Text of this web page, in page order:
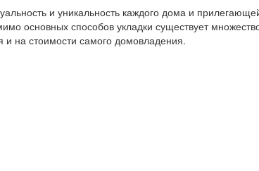
и уникальность каждого дома и
основных способов укладки существует
на стоимости самого домовладения.